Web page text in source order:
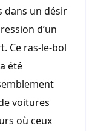
dans un désir
d’un
Ce ras-le-bol
été
voitures
où ceux